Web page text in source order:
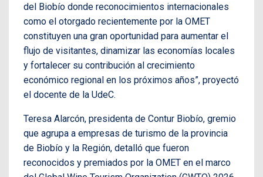
del Biobío donde reconocimientos internacionales
como el otorgado recientemente por la OMET
constituyen una gran oportunidad para aumentar el
flujo de visitantes, dinamizar las economías locales
y fortalecer su contribución al crecimiento
económico regional en los próximos años”, proyectó
el docente de la UdeC.
Teresa Alarcón, presidenta de Contur Biobío, gremio
que agrupa a empresas de turismo de la provincia
de Biobío y la Región, detalló que fueron
reconocidos y premiados por la OMET en el marco